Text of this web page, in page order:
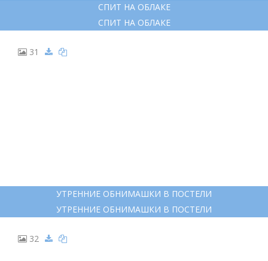
СПИТ НА ОБЛАКЕ
СПИТ НА ОБЛАКЕ
31
УТРЕННИЕ ОБНИМАШКИ В ПОСТЕЛИ
УТРЕННИЕ ОБНИМАШКИ В ПОСТЕЛИ
32